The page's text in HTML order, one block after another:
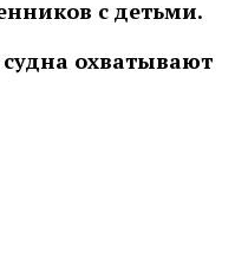
с детьми.
охватывают